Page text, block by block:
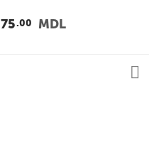
75 00 MDL